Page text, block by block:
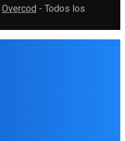
Overcod - Todos los